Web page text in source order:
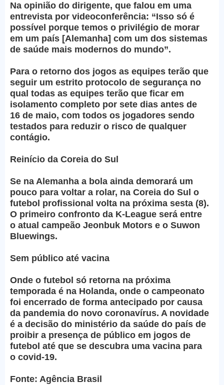
Na opinião do dirigente, que falou em uma
entrevista por videoconferência: “Isso só é
possível porque temos o privilégio de morar
em um país [Alemanha] com um dos sistemas
de saúde mais modernos do mundo”.
Para o retorno dos jogos as equipes terão que
seguir um estrito protocolo de segurança no
qual todas as equipes terão que ficar em
isolamento completo por sete dias antes de
16 de maio, com todos os jogadores sendo
testados para reduzir o risco de qualquer
contágio.
Reinício da Coreia do Sul
Se na Alemanha a bola ainda demorará um
pouco para voltar a rolar, na Coreia do Sul o
futebol profissional volta na próxima sesta (8).
O primeiro confronto da K-League será entre
o atual campeão Jeonbuk Motors e o Suwon
Bluewings.
Sem público até vacina
Onde o futebol só retorna na próxima
temporada é na Holanda, onde o campeonato
foi encerrado de forma antecipado por causa
da pandemia do novo coronavírus. A novidade
é a decisão do ministério da saúde do país de
proibir a presença de público em jogos de
futebol até que se descubra uma vacina para
o covid-19.
Fonte: Agência Brasil